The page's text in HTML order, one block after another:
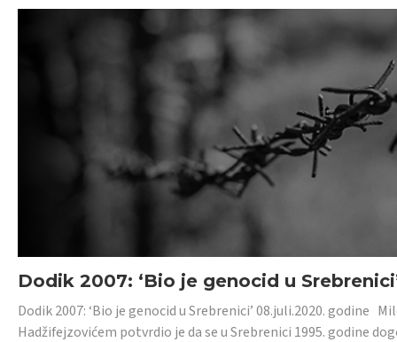
Dodik 2007: ‘Bio je genocid u
Dodik 2007: ‘Bio je genocid u Srebrenici’ 08.juli.2020. godine
Hadžifejzovićem potvrdio je da se u Srebrenici 1995. godine